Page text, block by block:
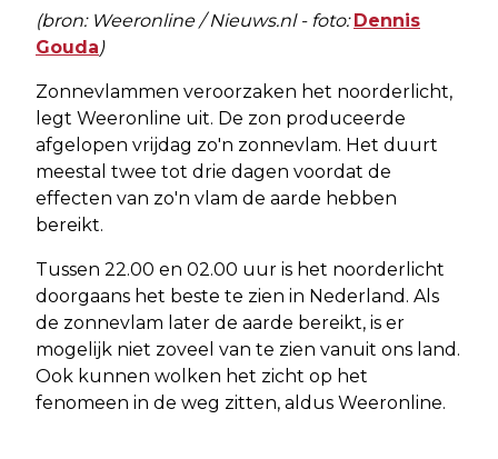
(bron: Weeronline / Nieuws.nl - foto:Dennis
Gouda)
Zonnevlammen veroorzaken het noorderlicht,
legt Weeronline uit. De zon produceerde
afgelopen vrijdag zo'n zonnevlam. Het duurt
meestal twee tot drie dagen voordat de
effecten van zo'n vlam de aarde hebben
bereikt.
Tussen 22.00 en 02.00 uur is het noorderlicht
doorgaans het beste te zien in Nederland. Als
de zonnevlam later de aarde bereikt, is er
mogelijk niet zoveel van te zien vanuit ons land.
Ook kunnen wolken het zicht op het
fenomeen in de weg zitten, aldus Weeronline.